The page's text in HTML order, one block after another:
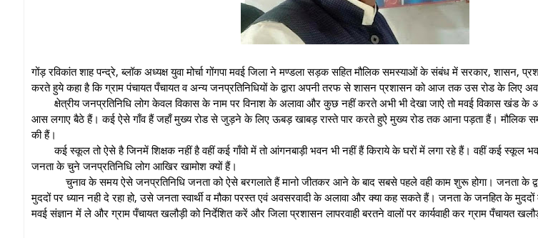
गोंड़ रविकांत शाह पन्द्रे, ब्लॉक अध्यक्ष युवा मोर्चा गोंगपा मवई जिला ने मण्डला सड़क सहित मौलिक समस्याओं के संबंध में सरकार, शासन,
करते हुये कहा है कि ग्राम पंचायत पँचायत व अन्य जनप्रतिनिधियों के द्वारा अपनी तरफ से शासन प्रशासन को आज तक उस रोड के लिए
क्षेत्रीय जनप्रतिनिधि लोग केवल विकास के नाम पर विनाश के अलावा और कुछ नहीं करते अभी भी देखा जाऐ तो मवई विकास खंड के
आस लगाए बैठे हैं। कई ऐसे गाँव हैं जहाँ मुख्य रोड से जुड़ने के लिए ऊबड़ खाबड़ रास्ते पार करते हुऐ मुख्य रोड तक आना पड़ता हैं। मौलिक
की हैं।
कई स्कूल तो ऐसे है जिनमें शिक्षक नहीं है वहीं कई गाँवो में तो आंगनबाड़ी भवन भी नहीं हैं किराये के घरों में लगा रहे हैं। वहीं कई स्कूल
जनता के चुने जनप्रतिनिधि लोग आखिर खामोश क्यों हैं।
चुनाव के समय ऐसे जनप्रतिनिधि जनता को ऐसे बरगलाते हैं मानो जीतकर आने के बाद सबसे पहले वही काम शुरू होगा। जनता के
मुददों पर ध्यान नही दे रहा हो, उसे जनता स्वार्थी व मौका परस्त एवं अवसरवादी के अलावा और क्या कह सकते हैं। जनता के जनहित के
मवई संज्ञान में ले और ग्राम पँचायत खलौड़ी को निर्देशित करें और जिला प्रशासन लापरवाही बरतने वालों पर कार्यवाही कर ग्राम पँचायत